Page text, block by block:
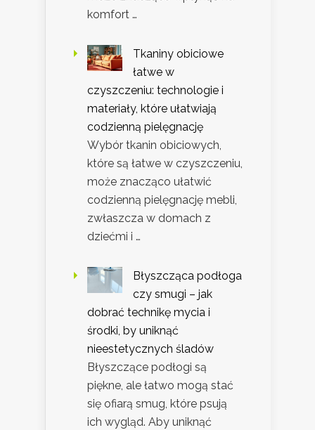
komfort …
Tkaniny obiciowe
łatwe w
czyszczeniu: technologie i
materiały, które ułatwiają
codzienną pielęgnację
Wybór tkanin obiciowych,
które są łatwe w czyszczeniu,
może znacząco ułatwić
codzienną pielęgnację mebli,
zwłaszcza w domach z
dziećmi i …
Błyszcząca podłoga
czy smugi – jak
dobrać technikę mycia i
środki, by uniknąć
nieestetycznych śladów
Błyszczące podłogi są
piękne, ale łatwo mogą stać
się ofiarą smug, które psują
ich wygląd. Aby uniknąć